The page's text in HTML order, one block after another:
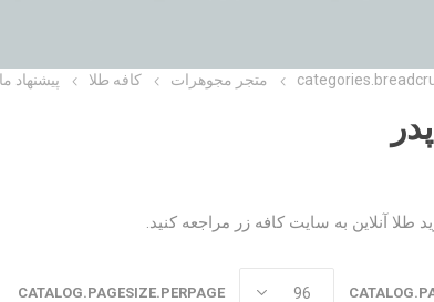
متجر مجوهرات کافه طلا پیشنهاد ما
طلا آنلاین به سایت کافه زر مراجعه کنید.
CATALOG.PAGESIZE.PERPAGE